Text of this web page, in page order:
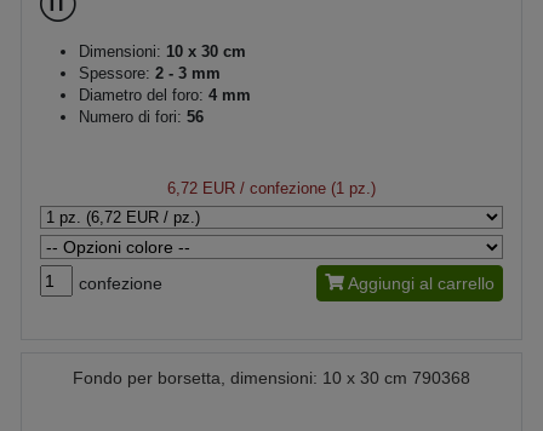
Dimensioni: 10 x 30 cm
Spessore: 2 - 3 mm
Diametro del foro: 4 mm
Numero di fori: 56
6,72 EUR / confezione (1 pz.)
confezione Aggiungi al carrello
Fondo per borsetta, dimensioni: 10 x 30 cm 790368